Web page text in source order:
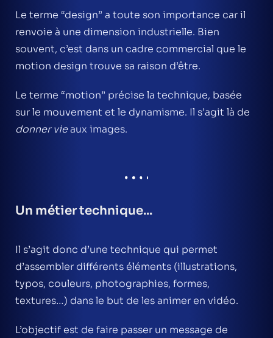
Le terme “design” a toute son importance car il
renvoie à une dimension industrielle. Bien
souvent, c’est dans un cadre commercial que le
motion design trouve sa raison d’être.
Le terme “motion” précise la technique, basée
sur le mouvement et le dynamisme. Il s’agit là de
donner vieaux images.
Un métier technique...
Il s’agit donc d’une technique qui permet
d’assembler différents éléments (illustrations,
typos, couleurs, photographies, formes,
textures…) dans le but de les animer en vidéo.
L’objectif est de faire passer un message de